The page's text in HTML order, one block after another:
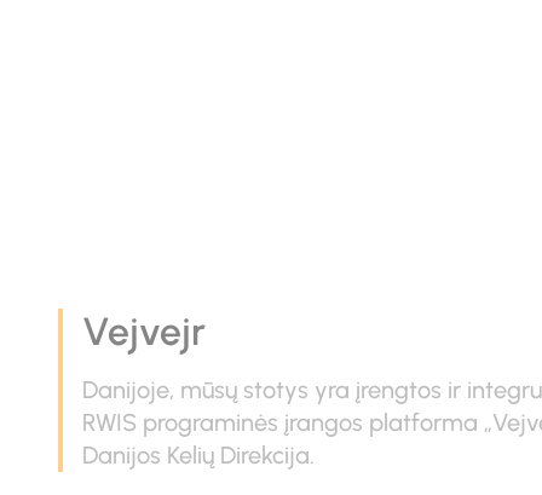
Vejvejr
Danijoje, mūsų stotys yra įrengtos ir
RWIS programinės įrangos platforma
Danijos Kelių Direkcija.